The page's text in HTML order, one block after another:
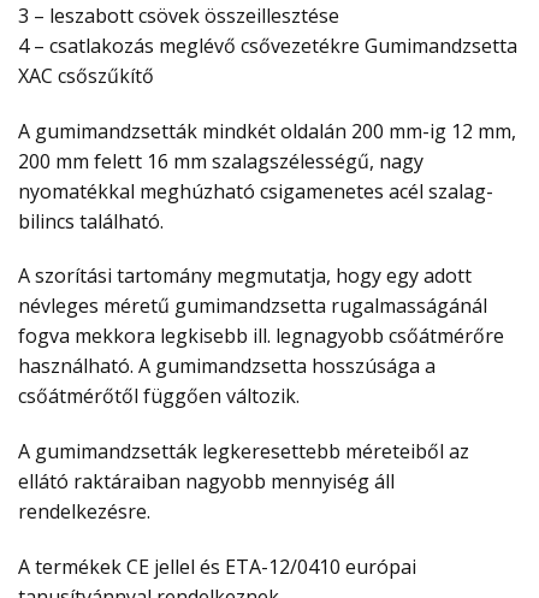
3 – leszabott csövek összeillesztése
4 – csatlakozás meglévő csővezetékre Gumimandzsetta
XAC csőszűkítő
A gumimandzsetták mindkét oldalán 200 mm-ig 12 mm,
200 mm felett 16 mm szalagszélességű, nagy
nyomatékkal meghúzható csigamenetes acél szalag-
bilincs található.
A szorítási tartomány megmutatja, hogy egy adott
névleges méretű gumimandzsetta rugalmasságánál
fogva mekkora legkisebb ill. legnagyobb csőátmérőre
használható. A gumimandzsetta hosszúsága a
csőátmérőtől függően változik.
A gumimandzsetták legkeresettebb méreteiből az
ellátó raktáraiban nagyobb mennyiség áll
rendelkezésre.
A termékek CE jellel és ETA-12/0410 európai